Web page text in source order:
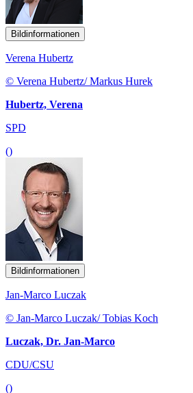
Bildinformationen
Verena Hubertz
© Verena Hubertz/ Markus Hurek
Hubertz, Verena
SPD
()
Bildinformationen
Jan-Marco Luczak
© Jan-Marco Luczak/ Tobias Koch
Luczak, Dr. Jan-Marco
CDU/CSU
()